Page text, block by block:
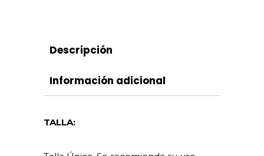
Descripción
Información adicional
TALLA: